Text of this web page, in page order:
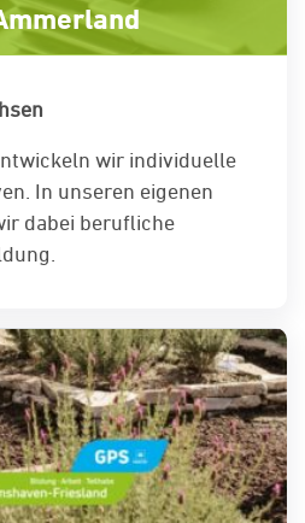
wir individuelle
In unseren eigenen
dabei berufliche